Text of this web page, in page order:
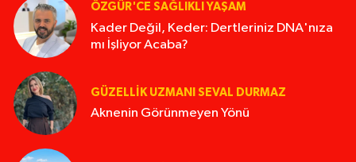
ÖZGÜR'CE SAĞLIKLI YAŞAM
Kader Değil, Keder: Dertleriniz DNA'nıza
mı İşliyor Acaba?
GÜZELLIK UZMANI SEVAL DURMAZ
Aknenin Görünmeyen Yönü